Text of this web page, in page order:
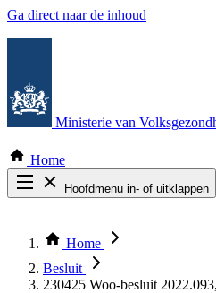
Ga direct naar de inhoud
Ministerie van
Home
Hoofdmenu in- of uitklappen
Thema COVID-19
Bekijk per bestuursorgaan
Home
Besluit
230425 Woo-besluit